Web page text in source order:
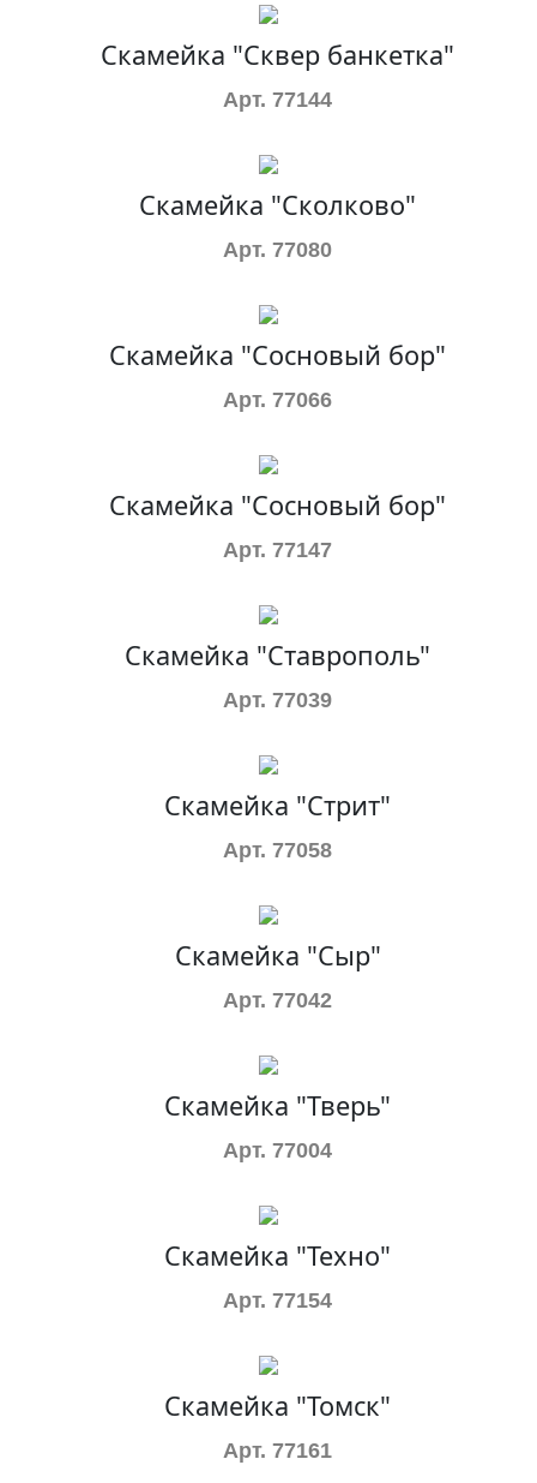
Скамейка "Сквер банкетка"
Арт. 77144
Скамейка "Сколково"
Арт. 77080
Скамейка "Сосновый бор"
Арт. 77066
Скамейка "Сосновый бор"
Арт. 77147
Скамейка "Ставрополь"
Арт. 77039
Скамейка "Стрит"
Арт. 77058
Скамейка "Сыр"
Арт. 77042
Скамейка "Тверь"
Арт. 77004
Скамейка "Техно"
Арт. 77154
Скамейка "Томск"
Арт. 77161